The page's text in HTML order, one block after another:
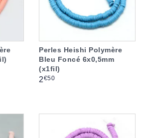
Perles Heishi Polymère
Bleu Foncé 6x0,5mm
(x1fil)
Prix
2€50